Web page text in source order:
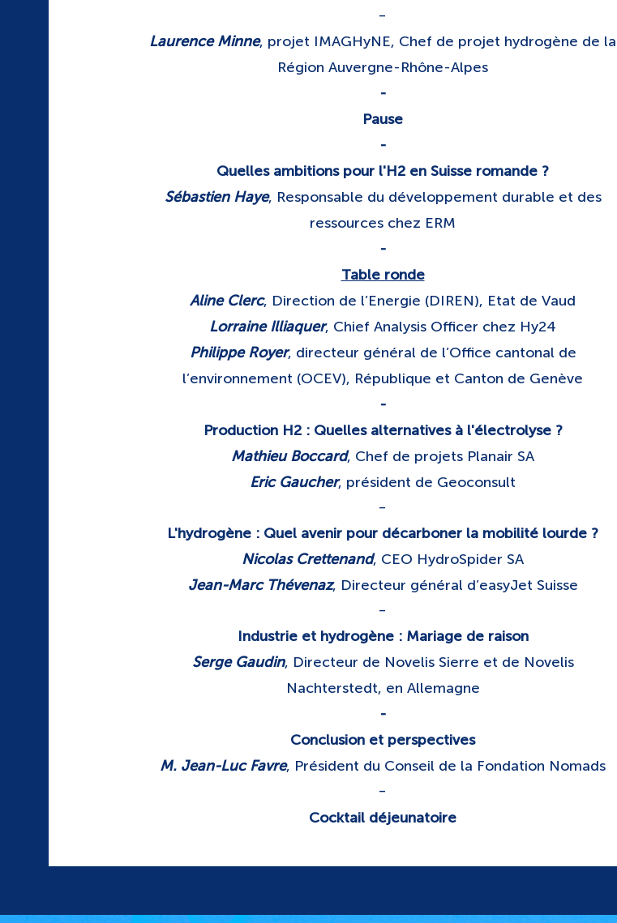
-
Laurence Minne, projet IMAGHyNE, Chef de projet hydrogène de la
Région Auvergne-Rhône-Alpes
-
Pause
​-
Quelles ambitions pour l'H2 en Suisse romande ?
Sébastien Haye, Responsable du développement durable et des
ressources chez ERM
​-
Table ronde
Aline Clerc, Direction de l’Energie (DIREN), Etat de Vaud
Lorraine Illiaquer, Chief Analysis Officer chez Hy24
Philippe Royer, directeur général de l’Office cantonal de
l’environnement (OCEV), République et Canton de Genève
​-
Production H2 : Quelles alternatives à l'électrolyse ?
Mathieu Boccard, Chef de projets Planair SA
Eric Gaucher, président de Geoconsult
-
L'hydrogène : Quel avenir pour décarboner la mobilité lourde ?
Nicolas Crettenand, CEO HydroSpider SA
Jean-Marc Thévenaz, Directeur général d’easyJet Suisse
-
Industrie et hydrogène : Mariage de raison
Serge Gaudin, Directeur de Novelis Sierre et de Novelis
Nachterstedt, en Allemagne
​-
Conclusion et perspectives
M. Jean-Luc Favre, Président du Conseil de la Fondation Nomads
-
Cocktail déjeunatoire